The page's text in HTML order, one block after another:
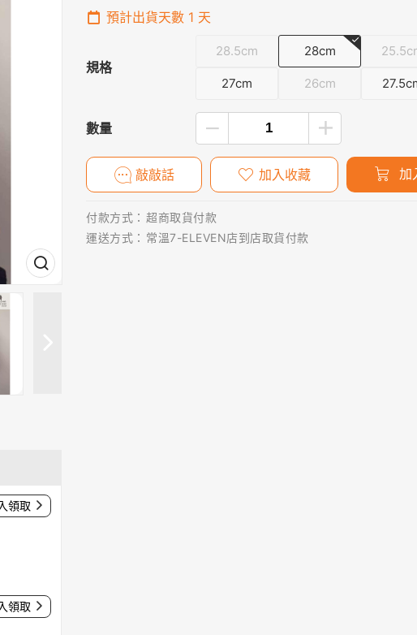
領取
領取
預計出貨天數 1 天
規格
28.5cm 28cm
27cm 26cm
數量
敲敲話 加入收藏 加
付款方式： 超商取貨付款
運送方式： 常溫7-ELEVEN店到店取貨付款